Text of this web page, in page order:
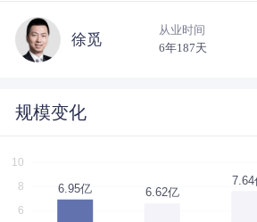
徐觅
从业时间
6年187天
规模变化